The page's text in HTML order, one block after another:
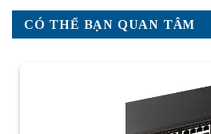
CÓ THỂ BẠN QUAN TÂM